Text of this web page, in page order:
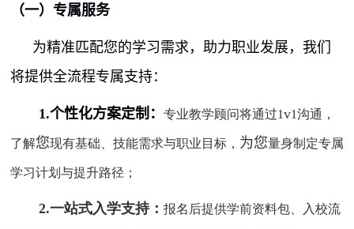
（一）专属服务
为精准匹配您的学习需求，助力职业发展，我们
将提供全流程专属支持：
1.个性化方案定制： 专业教学顾问将通过1v1沟通，
了解您现有基础、技能需求与职业目标， 为您量身制定专属
学习计划与提升路径；
2.一站式入学支持： 报名后提供学前资料包、入校流